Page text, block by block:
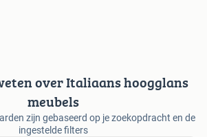
over Italiaans hoogglans
meubels
zijn gebaseerd op je zoekopdracht en de
ingestelde filters